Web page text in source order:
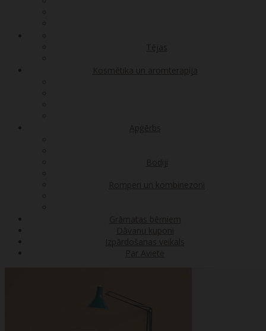
Tējas
Kosmētika un aromterapija
Apģērbs
Bodiji
Romperi un kombinezoni
Grāmatas bērniem
Dāvanu kuponi
Izpārdošanas veikals
Par Avietė